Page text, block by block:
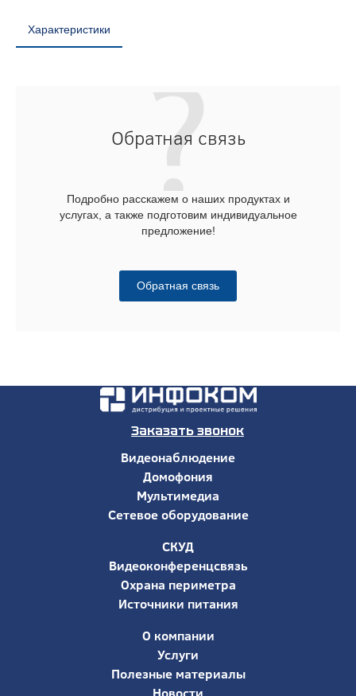
Характеристики
Обратная связь
Подробно расскажем о наших продуктах и
услугах, а также подготовим индивидуальное
предложение!
Обратная связь
Заказать звонок
Видеонаблюдение
Домофония
Мультимедиа
Сетевое оборудование
СКУД
Видеоконференцсвязь
Охрана периметра
Источники питания
О компании
Услуги
Полезные материалы